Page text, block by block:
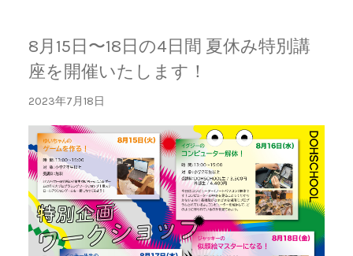
8月15日〜18日の4日間 夏休み特別講
座を開催いたします！
2023年7月18日